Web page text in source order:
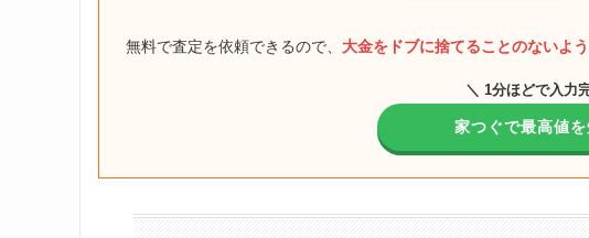
無料で査定を依頼できるので、 大金をドブに捨てることのないよ
＼ 1分ほどで入力
家つぐで最高値を